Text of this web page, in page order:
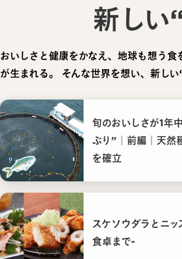
新しい
おいしさと健康をかなえ、地球も想う
が生まれる。
そんな世界を想い、新しい
旬のおいしさが1年
ぶり”｜前編｜天然
を確立
スケソウダラとニ
食卓まで-